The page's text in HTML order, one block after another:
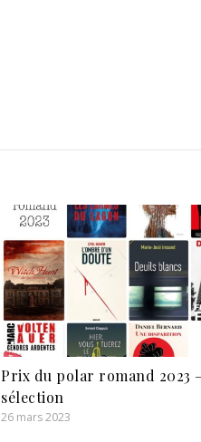
Prix du polar romand 2023
sélection
26 mars 2023